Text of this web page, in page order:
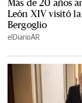
León XIV visitó
Bergoglio
elDiarioAR